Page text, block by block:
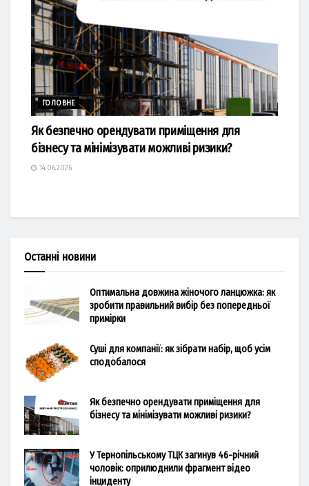
ГОЛОВНЕ
Як безпечно орендувати приміщення для
бізнесу та мінімізувати можливі ризики?
14.06.2026
Останні новини
Оптимальна довжина жіночого ланцюжка: як
зробити правильний вибір без попередньої
примірки
Суші для компанії: як зібрати набір, щоб усім
сподобалося
Як безпечно орендувати приміщення для
бізнесу та мінімізувати можливі ризики?
У Тернопільському ТЦК загинув 46-річний
чоловік: оприлюднили фрагмент відео
інциденту